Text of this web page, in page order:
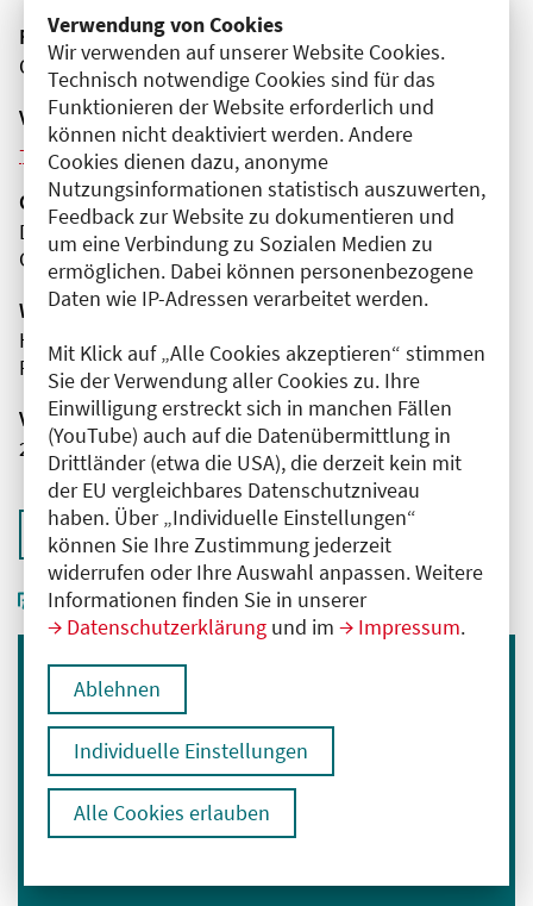
Verwendung von Cookies
Wir verwenden auf unserer Website Cookies.
Technisch notwendige Cookies sind für das
Funktionieren der Website erforderlich und
können nicht deaktiviert werden. Andere
Cookies dienen dazu, anonyme
Nutzungsinformationen statistisch auszuwerten,
Feedback zur Website zu dokumentieren und
um eine Verbindung zu Sozialen Medien zu
ermöglichen. Dabei können personenbezogene
Daten wie IP-Adressen verarbeitet werden.
Mit Klick auf „Alle Cookies akzeptieren“ stimmen
Sie der Verwendung aller Cookies zu. Ihre
Einwilligung erstreckt sich in manchen Fällen
(YouTube) auch auf die Datenübermittlung in
Drittländer (etwa die USA), die derzeit kein mit
der EU vergleichbares Datenschutzniveau
haben. Über „Individuelle Einstellungen“
können Sie Ihre Zustimmung jederzeit
widerrufen oder Ihre Auswahl anpassen. Weitere
Informationen finden Sie in unserer
Datenschutzerklärung und im Impressum.
Ablehnen
Individuelle Einstellungen
Alle Cookies erlauben
Fortbildungsformat
Online
Veranstaltungsreihe
Weitere Veranstaltungen dieser Reihe (10)
Organisator(en)
Deutsche Röntgengesellschaft
Gesellschaft für medizinische Radiologie e. V.
Wissenschaftliche Leitung
Herr Prof. Dr. med. Martin Mack
Radiologie München GbR
Veranstaltungsnummer
2761102026033790061
Zurück zur Übersicht
Immer informiert bleiben
Melden Sie sich für unseren Newsletter an:
E-Mail-Adresse eingeben